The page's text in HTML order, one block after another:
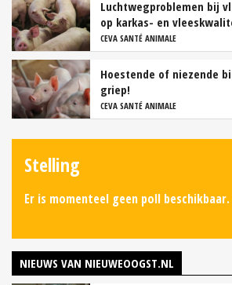
Luchtwegproblemen bij
op karkas- en
CEVA SANTÉ ANIMALE
Hoestende of niezende
griep!
CEVA SANTÉ ANIMALE
Stelling
Er is momenteel geen poll beschikbaar.
NIEUWS VAN NIEUWEOOGST.NL